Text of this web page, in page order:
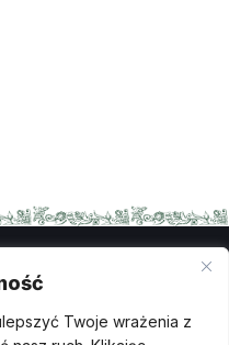
Twoje wrażenia z